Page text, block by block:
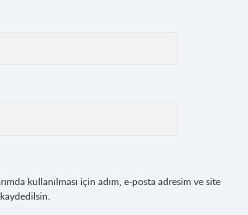
kullanılması için adım, e-posta adresim ve site